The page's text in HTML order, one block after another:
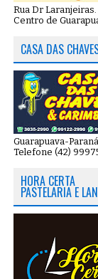
Rua Dr Laranjeiras.
Centro de
CASA DAS
Guarapuava-
Telefone (42)
HORA CERTA
PASTELARIA E